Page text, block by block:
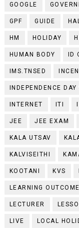
GOOGLE
GPF GUIDE
HM HOLIDAY
HUMAN BODY ID
IMS.TNSED
INDEPENDENCE DAY
INTERNET ITI
JEE JEE EXAM
KALA UTSAV
KALVISEITHI
KOOTANI KVS
LEARNING
LECTURER
LIVE LOCAL